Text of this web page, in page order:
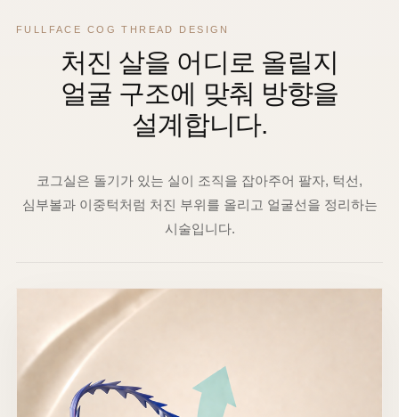
FULLFACE COG THREAD DESIGN
처진 살을 어디로 올릴지
얼굴 구조에 맞춰 방향을
설계합니다.
코그실은 돌기가 있는 실이 조직을 잡아주어 팔자, 턱선,
심부볼과 이중턱처럼 처진 부위를 올리고 얼굴선을 정리하는
시술입니다.